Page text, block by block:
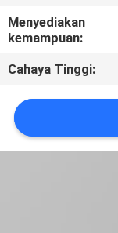
SEMUA
KASUS
SITEMAP
PRIVACY
Menyediakan
kemampuan:
Cahaya Tinggi: